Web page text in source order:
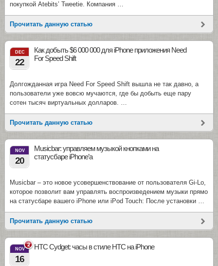
покупкой Atebits’ Tweetie. Компания …
Прочитать данную статью
DEC
22
Как добыть $6 000 000 для iPhone приложения Need
For Speed Shift
Долгожданная игра Need For Speed Shift вышла не так давно, а
пользователи уже вовсю мучаются, где бы добыть еще пару
сотен тысяч виртуальных долларов. …
Прочитать данную статью
NOV
20
Musicbar: управляем музыкой кнопками на
статусбаре iPhone’а
Musicbar – это новое усовершенствование от пользователя Gi-Lo,
которое позволит вам управлять воспроизведением музыки прямо
на статусбаре вашего iPhone или iPod Touch: После установки …
Прочитать данную статью
2
NOV
16
HTC Cydget: часы в стиле HTC на iPhone